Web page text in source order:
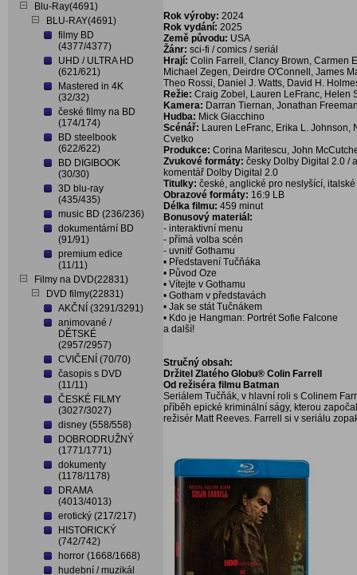
Blu-Ray(4691)
BLU-RAY(4691)
filmy BD
(4377/4377)
UHD / ULTRA HD
(621/621)
Mastered in 4K
(32/32)
české filmy na BD
(174/174)
BD steelbook
(622/622)
BD DIGIBOOK
(30/30)
3D blu-ray
(435/435)
music BD (236/236)
dokumentární BD
(91/91)
premium edice
(11/11)
Filmy na DVD(22831)
DVD filmy(22831)
AKČNÍ (3291/3291)
animované /
DĚTSKÉ
(2957/2957)
CVIČENÍ (70/70)
časopis s DVD
(11/11)
ČESKÉ FILMY
(3027/3027)
disney (558/558)
DOBRODRUŽNÝ
(1771/1771)
dokumenty
(1178/1178)
DRAMA
(4013/4013)
erotický (217/217)
HISTORICKÝ
(742/742)
horror (1668/1668)
hudební / muzikál
Rok výroby: 2024
Rok vydání: 2025
Země původu: USA
Žánr: sci-fi / comics / seriál
Hrají: Colin Farrell, Clancy Brown, Carmen
Michael Zegen, Deirdre O'Connell, James
Theo Rossi, Daniel J. Watts, David H.
Režie: Craig Zobel, Lauren LeFranc, Helen
Kamera: Darran Tiernan, Jonathan
Hudba: Mick Giacchino
Scénář: Lauren LeFranc, Erika L.
Cvetko
Produkce: Corina Maritescu, John
Zvukové formáty: česky Dolby Digital 2.0 /
komentář Dolby Digital 2.0
Titulky: české, anglické pro neslyšící,
Obrazové formáty: 16:9 LB
Délka filmu: 459 minut
Bonusový materiál:
- interaktivní menu
- přímá volba scén
- uvnitř Gothamu
• Představení Tučňáka
• Původ Oze
• Vítejte v Gothamu
• Gotham v představách
• Jak se stát Tučnákem
• Kdo je Hangman: Portrét Sofie Falcone
a další!
Stručný obsah:
Držitel Zlatého Globu® Colin Farrell
Od režiséra filmu Batman
Seriálem Tučňák, v hlavní roli s Colinem
příběh epické kriminální ságy, kterou
režisér Matt Reeves. Farrell si v seriálu